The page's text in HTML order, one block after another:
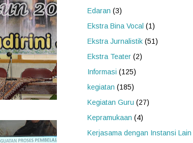
Edaran (3)
Ekstra Bina Vocal (1)
Ekstra Jurnalistik (51)
Ekstra Teater (2)
Informasi (125)
kegiatan (185)
Kegiatan Guru (27)
Kepramukaan (4)
Kerjasama dengan Instansi Lain